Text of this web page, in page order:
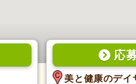
応